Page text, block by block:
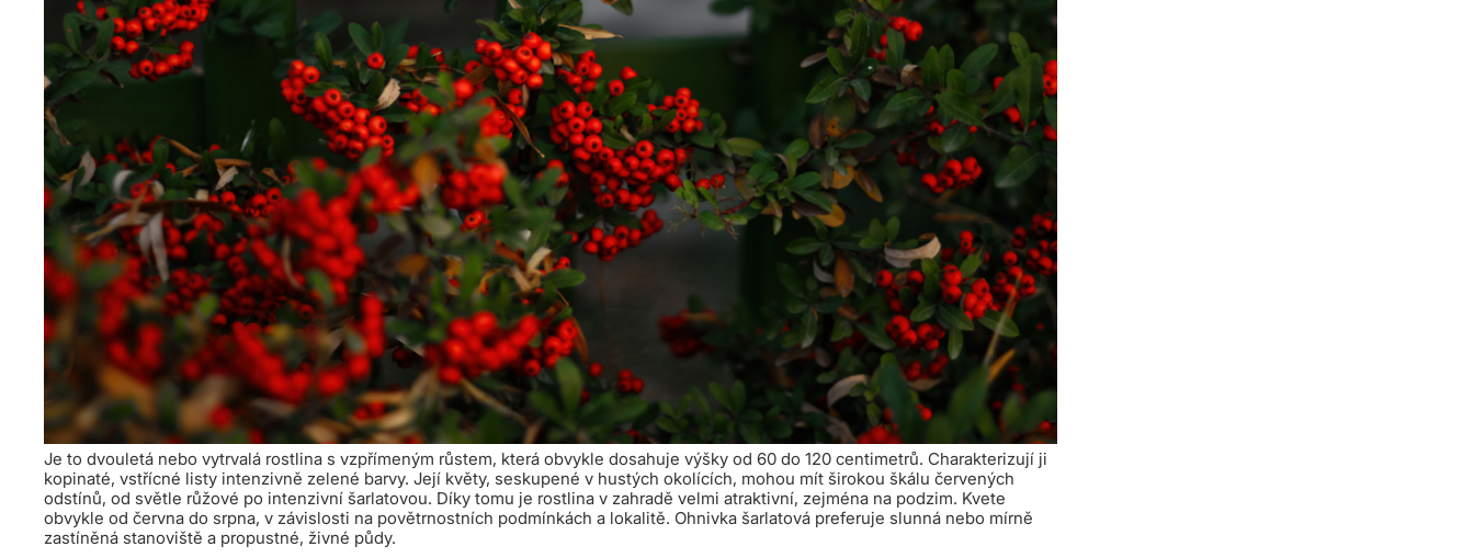
Je to dvouletá nebo vytrvalá rostlina s vzpřímeným růstem, která obvykle dosahuje výšky od 60 do 120 centimetrů. Charakterizují ji
kopinaté, vstřícné listy intenzivně zelené barvy. Její květy, seskupené v hustých okolících, mohou mít širokou škálu červených
odstínů, od světle růžové po intenzivní šarlatovou. Díky tomu je rostlina v zahradě velmi atraktivní, zejména na podzim. Kvete
obvykle od června do srpna, v závislosti na povětrnostních podmínkách a lokalitě. Ohnivka šarlatová preferuje slunná nebo mírně
zastíněná stanoviště a propustné, živné půdy.